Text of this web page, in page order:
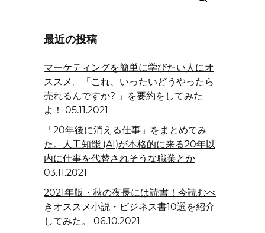
for:
最近の投稿
マーケティングを簡単に学びたい人にオ
ススメ。「これ、いったいどうやったら
売れるんですか? 」を要約をしてみた
よ！ 05.11.2021
「20年後に消える仕事」をまとめてみ
た。人工知能 (AI)が本格的に来る20年以
内に仕事を代替されそうな職業とか
03.11.2021
2021年版・秋の夜長には読書！今読むべ
きオススメ小説・ビジネス書10選を紹介
してみた。
06.10.2021